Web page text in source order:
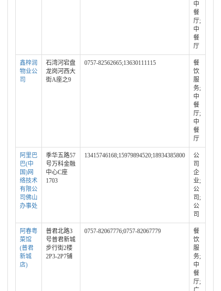
中
餐
厅;
中
餐
厅
鑫梓润
物业公
司
石湾河宕盘
龙岗河西大
街A座之9
0757-82562665;13630111115
餐
饮
服
务;
中
餐
厅;
中
餐
厅
阿里巴
巴(中
国)网
络技术
有限公
司佛山
办事处
季华五路57
号万科金融
中心C座
1703
13415746168;15979894520;18934385800
公
司
企
业;
公
司;
公
司
阿春粤
菜馆
(普君
新城
店)
普君北路3
号普君新城
步行街2楼
2P3-2P7铺
0757-82067776;0757-82067779
餐
饮
服
务;
中
餐
厅;